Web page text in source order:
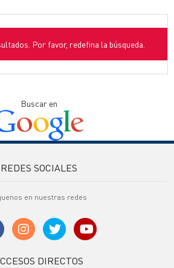
Por favor, redefina la búsqueda.
Buscar en
REDES SOCIALES
en nuestras redes
DIRECTOS